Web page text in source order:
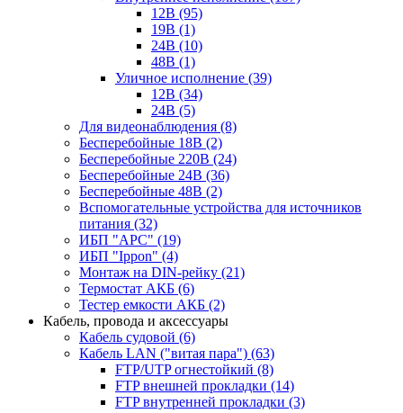
12В (95)
19В (1)
24В (10)
48В (1)
Уличное исполнение (39)
12В (34)
24В (5)
Для видеонаблюдения (8)
Бесперебойные 18В (2)
Бесперебойные 220В (24)
Бесперебойные 24В (36)
Бесперебойные 48В (2)
Вспомогательные устройства для источников
питания (32)
ИБП "APC" (19)
ИБП "Ippon" (4)
Монтаж на DIN-рейку (21)
Термостат АКБ (6)
Тестер емкости АКБ (2)
Кабель, провода и аксессуары
Кабель судовой (6)
Кабель LAN ("витая пара") (63)
FTP/UTP огнестойкий (8)
FTP внешней прокладки (14)
FTP внутренней прокладки (3)